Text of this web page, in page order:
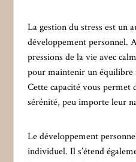
La gestion du stress est un
développement personnel.
pressions de la vie avec
pour maintenir un
Cette capacité vous permet
sérénité, peu importe leur
Le développement
individuel. Il s’étend